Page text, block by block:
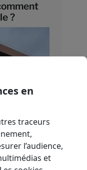
des
à
?
en
traceurs
l’audience,
et